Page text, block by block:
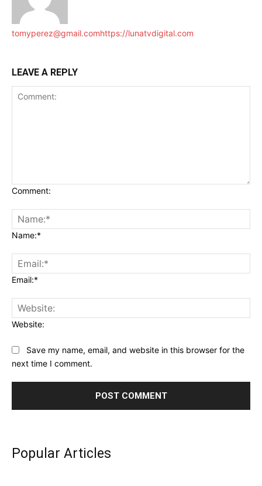
tomyperez@gmail.comhttps://lunatvdigital.com
LEAVE A REPLY
Comment:
Name:*
Email:*
Website:
Save my name, email, and website in this browser for the
next time I comment.
Popular Articles